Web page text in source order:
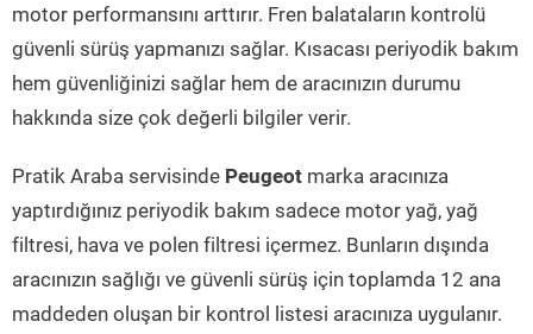
motor performansını arttırır. Fren balataların kontrolü
güvenli sürüş yapmanızı sağlar. Kısacası periyodik bakım
hem güvenliğinizi sağlar hem de aracınızın durumu
hakkında size çok değerli bilgiler verir.
Pratik Araba servisinde Peugeot marka aracınıza
yaptırdığınız periyodik bakım sadece motor yağ, yağ
filtresi, hava ve polen filtresi içermez. Bunların dışında
aracınızın sağlığı ve güvenli sürüş için toplamda 12 ana
maddeden oluşan bir kontrol listesi aracınıza uygulanır.